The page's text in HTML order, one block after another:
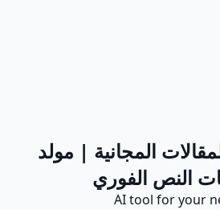
المجانية | مولد
النص الفوري
AI tool for your